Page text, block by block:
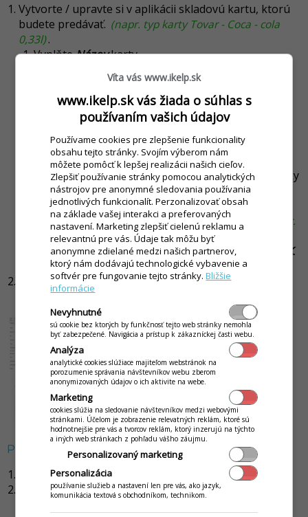
Vytvorte / upravte si v aplikácii skladovú kartu, ktorú
budete predávať. (napr. typ karty Tovar - Coca - cola
0,33l).
VyplňteNázovkarty.
Nastavte príslušnúDPH Cenu .
produkt, cena za obal sa k tejto cene pripočíta.)
V záložkeKategóriepriraďte karte vhodnú
kategóriu.
V záložke
pridajte väzbu na obal.
Kliknite na tlačidloPridať väzbu.
VyplňteNázov skupiny.(Napr. - Obal.)
Kliknite na tlačidloPridaťv časti Viazané položky
a vyhľadajte kartu obalu v zozname.
Ak chcete, aby sa cena obalu pripočítala k
položke, treba nastaviť ajZľavnenú cenu
(Napr.
na 0,15€.)
Aktivujete možnosťAuto pridaťa kliknite na OK.
Kliknite naUložiť.
Vykonané zmeny na karte potvrdíte kliknutím
Uložiť.
Predaj tovaru s obalom
V menu Predaj otvorte novú objednávku.
Vyhľadajte položku v zozname a pridajte položku
Víta vás www.ikelp.sk
www.ikelp.sk vás žiada o súhlas s
používaním vašich údajov
Používame cookies pre zlepšenie funkcionality
obsahu tejto stránky. Svojím výberom nám
môžete pomôcť k lepšej realizácii našich cieľov.
Zlepšiť používanie stránky pomocou analytických
nástrojov pre anonymné sledovania používania
jednotlivých funkcionalít. Perzonalizovať obsah
na základe vašej interakci a preferovaných
nastavení. Marketing zlepšiť cielenú reklamu a
relevantnú pre vás. Údaje tak môžu byť
anonymne zdielané medzi našich partnerov,
ktorý nám dodávajú technologické vybavenie a
softvér pre fungovanie tejto stránky.Bližšie
informácie
Nevyhnutné
sú cookie bez ktorých by funkčnosť tejto web stránky nemohla
byť zabezpečené. Navigácia a prístup k zákazníckej časti webu.
Analýza
analytické cookies slúžiace majiteľom webstránok na
porozumenie správania návštevníkov webu zberom
anonymizovaných údajov o ich aktivite na webe.
Marketing
cookies slúžia na sledovanie návštevníkov medzi webovými
stránkami. Účelom je zobrazenie relevatných reklám, ktoré sú
hodnotnejšie pre vás a tvorcov reklám, ktorý inzerujú na týchto
a iných web stránkach z pohľadu vášho záujmu.
Personalizovaný marketing
Personalizácia
používanie služieb a nastavení len pre vás, ako jazyk,
komunikácia textová s obchodníkom, technikom.